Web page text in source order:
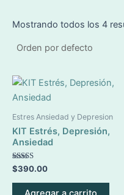
Mostrando todos los 4
Estres Ansiedad y Depresion
KIT Estrés, Depresión,
Ansiedad
Valorado en
5.00
de 5
$390.00